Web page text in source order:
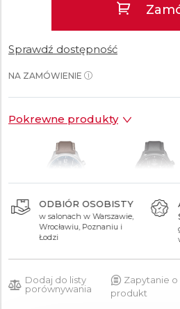
Sprawdź dostępność
NA ZAMÓWIENIE
Pokrewne produkty
1 850 zł
ODBIÓR OSOBISTY
w salonach w Warszawie,
Wrocławiu, Poznaniu i
Łodzi
Dodaj do listy
porównywania
Zapytanie o
produkt